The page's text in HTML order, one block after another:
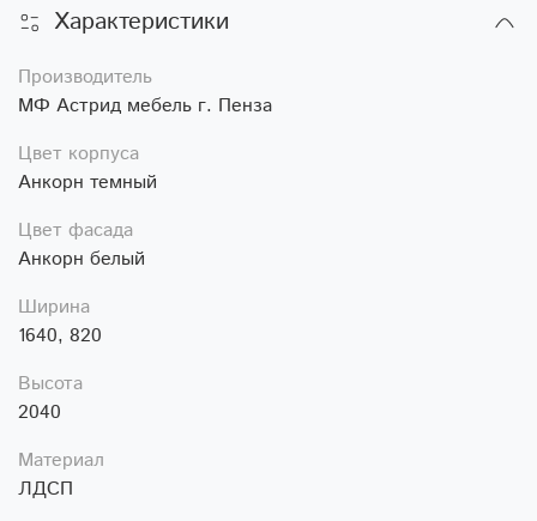
Характеристики
Производитель
МФ Астрид мебель г. Пенза
Цвет корпуса
Анкорн темный
Цвет фасада
Анкорн белый
Ширина
1640, 820
Высота
2040
Материал
ЛДСП